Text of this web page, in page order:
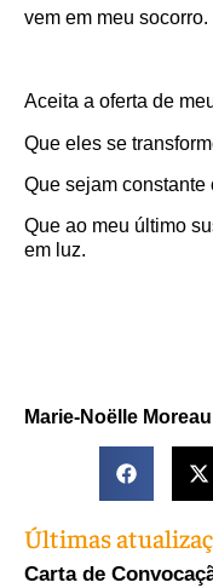
vem em meu socorro.
Aceita a oferta de
Que eles se
Que sejam constante
Que ao meu último
em luz.
Marie-Noëlle Moreau
Últimas
Carta de